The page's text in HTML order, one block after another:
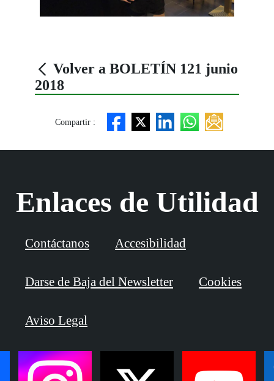
Volver a BOLETÍN 121 junio
2018
Compartir :
Enlaces de Utilidad
Contáctanos Accesibilidad
Darse de Baja del Newsletter Cookies
Aviso Legal